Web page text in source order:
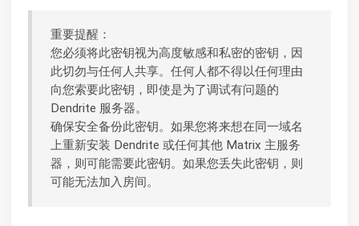
重要提醒：
您必须将此密钥视为高度敏感和私密的密钥，因
此切勿与任何人共享。任何人都不得以任何理由
向您索要此密钥，即使是为了调试有问题的
Dendrite 服务器。
确保安全备份此密钥。如果您将来想在同一域名
上重新安装 Dendrite 或任何其他 Matrix 主服务
器，则可能需要此密钥。如果您丢失此密钥，则
可能无法加入房间。